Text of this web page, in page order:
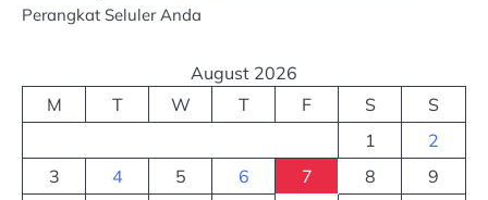
Perangkat Seluler Anda
August 2026
M
T W T F S
S
1
2
3
4 5 6 7 8
9